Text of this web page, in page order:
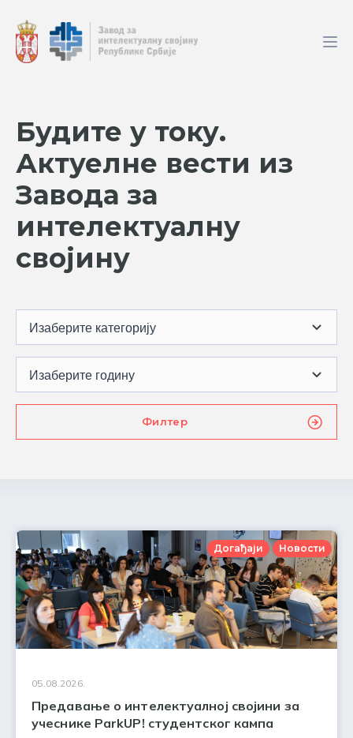
Будите у току.
Актуелне вести из
Завода за
интелектуалну
својину
Догађаји Новости
05.08.2026.
Предавање о интелектуалној својини за
учеснике ParkUP! студентског кампа